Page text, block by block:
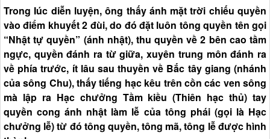
Trong Iúc diễn luyện, ông thấy ánh mặt trời chiếu quyền
vào điểm khuyết 2 đùi, do đó đặt luôn tông quyền tên gọi
“Nhật tự quyền” (ánh nhật), thu quyền về 2 bên cao tầm
ngực, quyền đánh ra từ giữa, xuyên trung môn đánh ra
về phía trước, ít lâu sau thuyền về Bắc tây giang (nhánh
của sông Chu), thấy tiếng hạc kêu trên cồn các ven sông
mà lập ra Hạc chưởng Tầm kiều (Thiên hạc thủ) tay
quyền cong ánh nhật làm lễ của tông phái (gọi là Hạc
chưởng lễ) từ đó tông quyền, tông mã, tông lễ được hình